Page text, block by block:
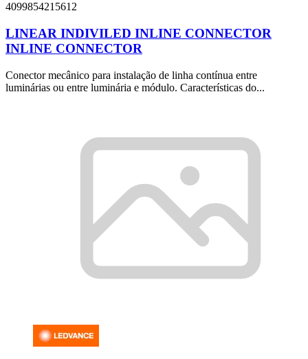
4099854215612
LINEAR INDIVILED INLINE CONNECTOR
INLINE CONNECTOR
Conector mecânico para instalação de linha contínua entre
luminárias ou entre luminária e módulo. Características do...